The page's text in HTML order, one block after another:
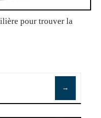
pour trouver la